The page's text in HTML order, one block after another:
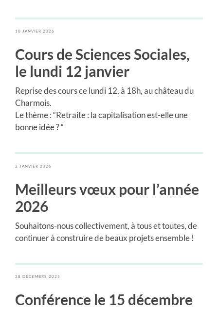
10 JANVIER 2026
Cours de Sciences Sociales,
le lundi 12 janvier
Reprise des cours ce lundi 12, à 18h, au château du
Charmois.
Le thème : “Retraite : la capitalisation est-elle une
bonne idée ? “
2 JANVIER 2026
Meilleurs vœux pour l’année
2026
Souhaitons-nous collectivement, à tous et toutes, de
continuer à construire de beaux projets ensemble !
28 DÉCEMBRE 2025
Conférence le 15 décembre